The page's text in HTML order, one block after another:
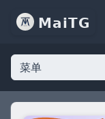
𝗠𝗮𝗶𝗧𝗚
菜单